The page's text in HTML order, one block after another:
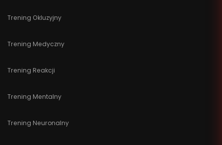
Trening Okluzyjny
Trening Medyczny
Trening Reakcji
Trening Mentalny
Trening Neuronalny